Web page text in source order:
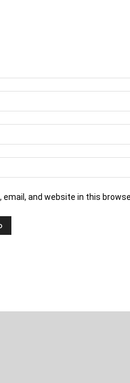
email, and website in this